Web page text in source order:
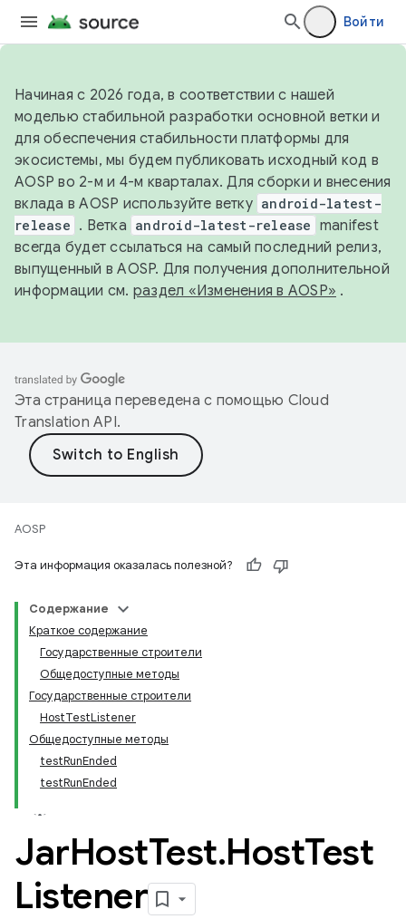
Войти
Начиная с 2026 года, в соответствии с нашей
моделью стабильной разработки основной ветки и
для обеспечения стабильности платформы для
экосистемы, мы будем публиковать исходный код в
AOSP во 2-м и 4-м кварталах. Для сборки и внесения
вклада в AOSP используйте ветку android-latest-
release . Ветка android-latest-release manifest
всегда будет ссылаться на самый последний релиз,
выпущенный в AOSP. Для получения дополнительной
информации см. раздел «Изменения в AOSP» .
Эта страница переведена с помощью Cloud
Translation API.
AOSP
Эта информация оказалась полезной?
Содержание
Краткое содержание
Государственные строители
Общедоступные методы
Государственные строители
HostTestListener
Общедоступные методы
testRunEnded
testRunEnded
JarHostTest.HostTest
Listener